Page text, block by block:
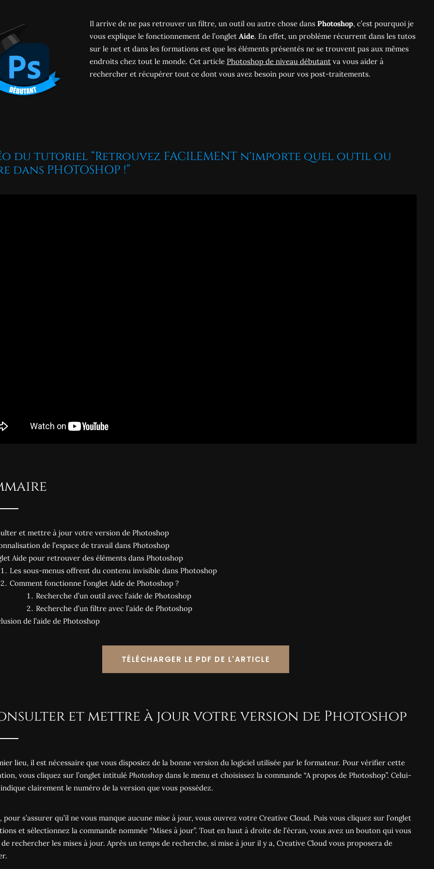
Il arrive de ne pas retrouver un filtre, un outil ou autre chose dans Photoshop, c’est pourquoi je
vous explique le fonctionnement de l’onglet Aide. En effet, un problème récurrent dans les tutos
sur le net et dans les formations est que les éléments présentés ne se trouvent pas aux mêmes
endroits chez tout le monde. Cet article Photoshop de niveau débutant va vous aider à
rechercher et récupérer tout ce dont vous avez besoin pour vos post-traitements.
du tutoriel “Retrouvez FACILEMENT n'importe quel outil ou
PHOTOSHOP !”
et mettre à jour votre version de Photoshop
de l’espace de travail dans Photoshop
Aide pour retrouver des éléments dans Photoshop
Les sous-menus offrent du contenu invisible dans Photoshop
Comment fonctionne l’onglet Aide de Photoshop ?
Recherche d’un outil avec l’aide de Photoshop
Recherche d’un filtre avec l’aide de Photoshop
de l’aide de Photoshop
TÉLÉCHARGER LE PDF DE L'ARTICLE
et mettre à jour votre version de Photoshop
lieu, il est nécessaire que vous disposiez de la bonne version du logiciel utilisée par le formateur. Pour vérifier cette
vous cliquez sur l’onglet intitulé Photoshop dans le menu et choisissez la commande “A propos de Photoshop”. Celui-
clairement le numéro de la version que vous possédez.
pour s’assurer qu’il ne vous manque aucune mise à jour, vous ouvrez votre Creative Cloud. Puis vous cliquez sur l’onglet
et sélectionnez la commande nommée “Mises à jour”. Tout en haut à droite de l’écran, vous avez un bouton qui vous
rechercher les mises à jour. Après un temps de recherche, si mise à jour il y a, Creative Cloud vous proposera de